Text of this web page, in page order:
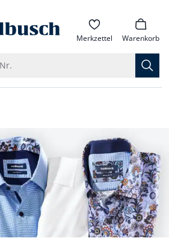
zur Startseite Merkzettel Warenkorb